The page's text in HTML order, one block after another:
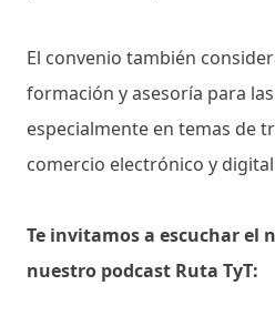
El convenio también
formación y asesoría para
especialmente en temas de
comercio electrónico y
Te invitamos a escuchar el
nuestro podcast Ruta TyT: